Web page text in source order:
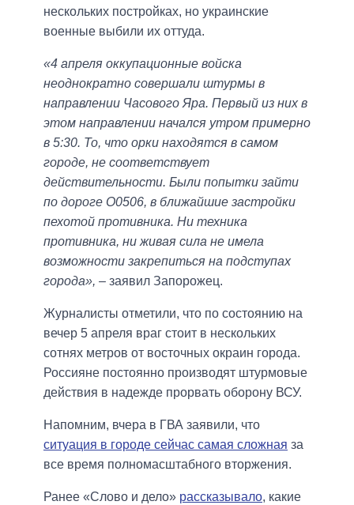
нескольких постройках, но украинские
военные выбили их оттуда.
«4 апреля оккупационные войска
неоднократно совершали штурмы в
направлении Часового Яра. Первый из них в
этом направлении начался утром примерно
в 5:30. То, что орки находятся в самом
городе, не соответствует
действительности. Были попытки зайти
по дороге О0506, в ближайшие застройки
пехотой противника. Ни техника
противника, ни живая сила не имела
возможности закрепиться на подступах
города», – заявил Запорожец.
Журналисты отметили, что по состоянию на
вечер 5 апреля враг стоит в нескольких
сотнях метров от восточных окраин города.
Россияне постоянно производят штурмовые
действия в надежде прорвать оборону ВСУ.
Напомним, вчера в ГВА заявили, что
ситуация в городе сейчас самая сложная за
все время полномасштабного вторжения.
Ранее «Слово и дело» рассказывало, какие